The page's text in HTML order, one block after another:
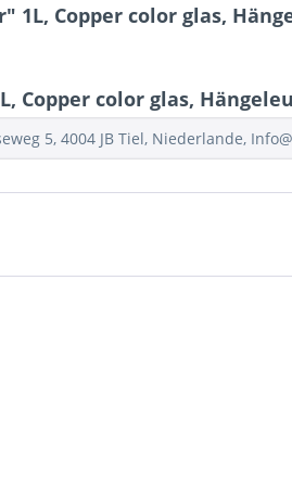
Copper color glas,
Copper color glas,
5, 4004 JB Tiel, Niederlande,